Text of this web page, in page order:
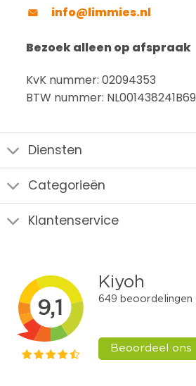
info@limmies.nl
Bezoek alleen op afspraak
KvK nummer: 02094353
BTW nummer: NL001438241B69
Diensten
Categorieën
Klantenservice